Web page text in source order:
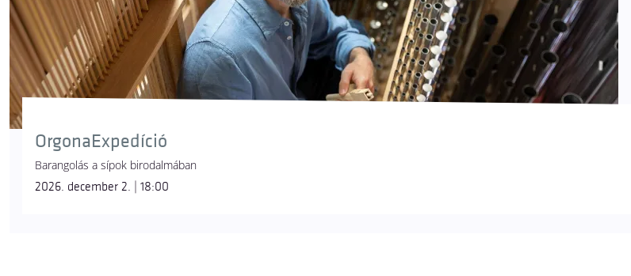
OrgonaExpedíció
Barangolás a sípok birodalmában
2026. december 2. | 18:00